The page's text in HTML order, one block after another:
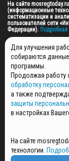
На сайте
(информационные
систематизации и
пользователей сети
Федерации).
© 2026 ПРАВА НА ВСЕ
МЕДИА" (ОГРН:
ПОЛИТИКА
НОВОСТИ
ГАЗЕТЫ
РЕКЛАМОДАТЕЛЯМ
СПЕЦПРОЕКТЫ
СТАТЬИ
Для улучшения
собираются
программы.
Продолжая работу
обработку
а также
защиты
в настройках
На сайте
технологии.